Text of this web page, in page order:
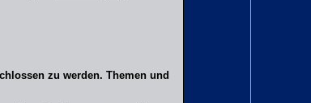
zu werden. Themen und